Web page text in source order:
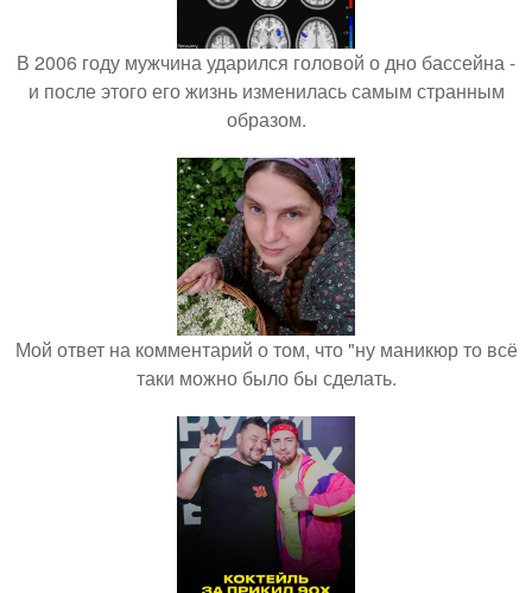
В 2006 году мужчина ударился головой о дно бассейна -
и после этого его жизнь изменилась самым странным
образом.
Мой ответ на комментарий о том, что "ну маникюр то всё
таки можно было бы сделать.